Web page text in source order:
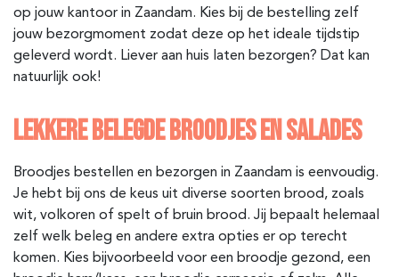
op jouw kantoor in Zaandam. Kies bij de bestelling zelf
jouw bezorgmoment zodat deze op het ideale tijdstip
geleverd wordt. Liever aan huis laten bezorgen? Dat kan
natuurlijk ook!
LEKKERE BELEGDE BROODJES EN SALADES
Broodjes bestellen en bezorgen in Zaandam is eenvoudig.
Je hebt bij ons de keus uit diverse soorten brood, zoals
wit, volkoren of spelt of bruin brood. Jij bepaalt helemaal
zelf welk beleg en andere extra opties er op terecht
komen. Kies bijvoorbeeld voor een broodje gezond, een